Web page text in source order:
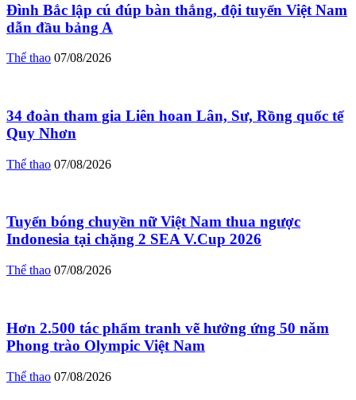
Đình Bắc lập cú đúp bàn thắng, đội tuyển Việt Nam
dẫn đầu bảng A
Thể thao 07/08/2026
34 đoàn tham gia Liên hoan Lân, Sư, Rồng quốc tế
Quy Nhơn
Thể thao 07/08/2026
Tuyển bóng chuyền nữ Việt Nam thua ngược
Indonesia tại chặng 2 SEA V.Cup 2026
Thể thao 07/08/2026
Hơn 2.500 tác phẩm tranh vẽ hưởng ứng 50 năm
Phong trào Olympic Việt Nam
Thể thao 07/08/2026